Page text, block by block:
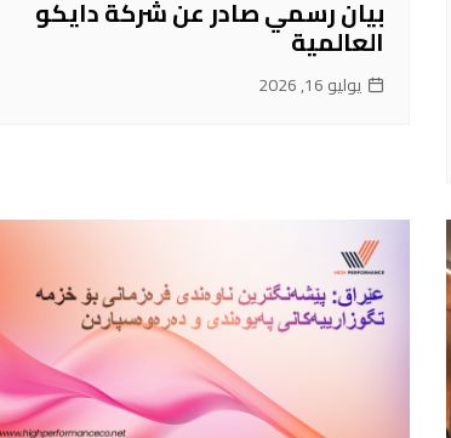
بيان رسمي صادر عن شركة دايكو
العالمية
يوليو 16, 2026